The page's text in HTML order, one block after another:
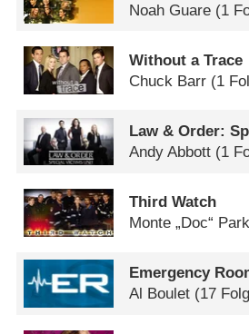
Noah Guare (1
Without a Trace
Chuck Barr (1
Law & Order:
Andy Abbott (1
Third Watch
Monte „Doc“
Emergency
Al Boulet (17